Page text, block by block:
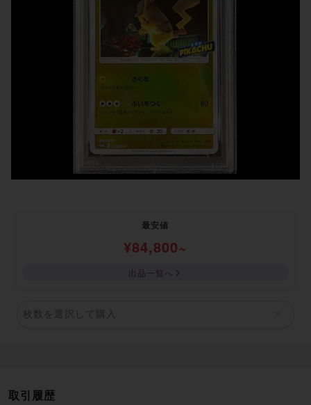
最安値
¥84,800~
出品一覧へ
枚数を選択して購入
取引履歴